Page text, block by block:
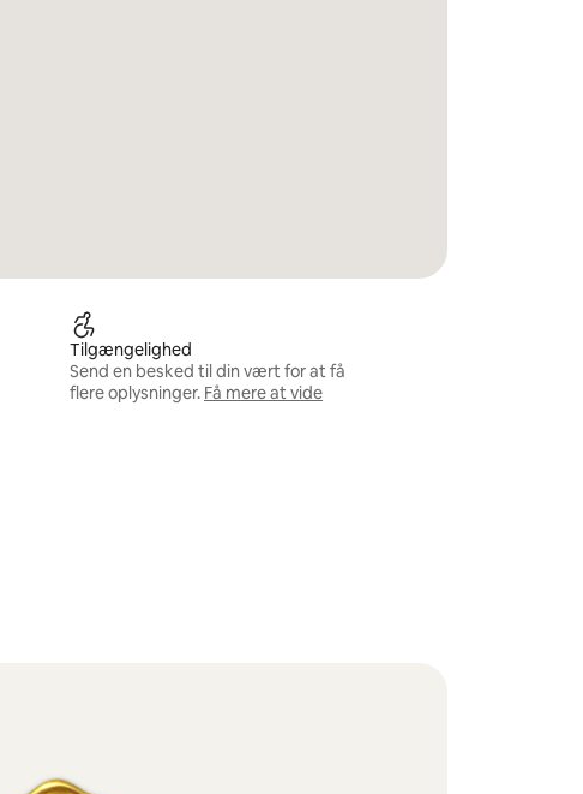
Tilgængelighed
Send en besked til din vært for at få
flere oplysninger. Få mere at vide